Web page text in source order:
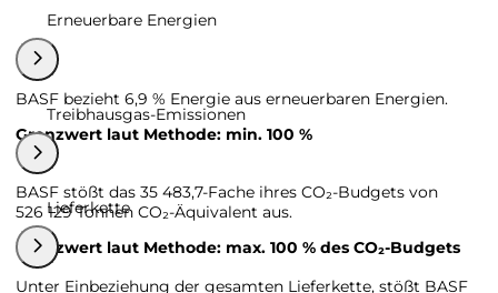
Erneuerbare Energien
BASF bezieht 6,9 % Energie aus erneuerbaren Energien.
Grenzwert laut Methode: min. 100 %
Treibhausgas-Emissionen
BASF stößt das 35 483,7-Fache ihres CO₂-Budgets von
526 129 Tonnen CO₂-Äquivalent aus.
Grenzwert laut Methode: max. 100 % des CO₂-Budgets
Lieferkette
Unter Einbeziehung der gesamten Lieferkette, stößt BASF